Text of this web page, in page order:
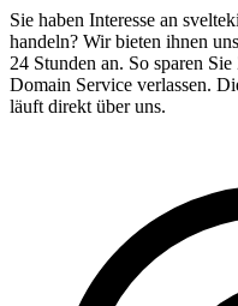
Sie haben Interesse an
handeln? Wir bieten ihnen
24 Stunden an. So sparen
Domain Service verlassen.
läuft direkt über uns.